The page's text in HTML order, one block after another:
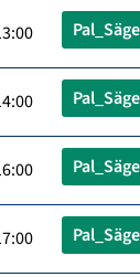
Pal_Säge
Pal_Säge
Pal_Säge
Pal_Säge